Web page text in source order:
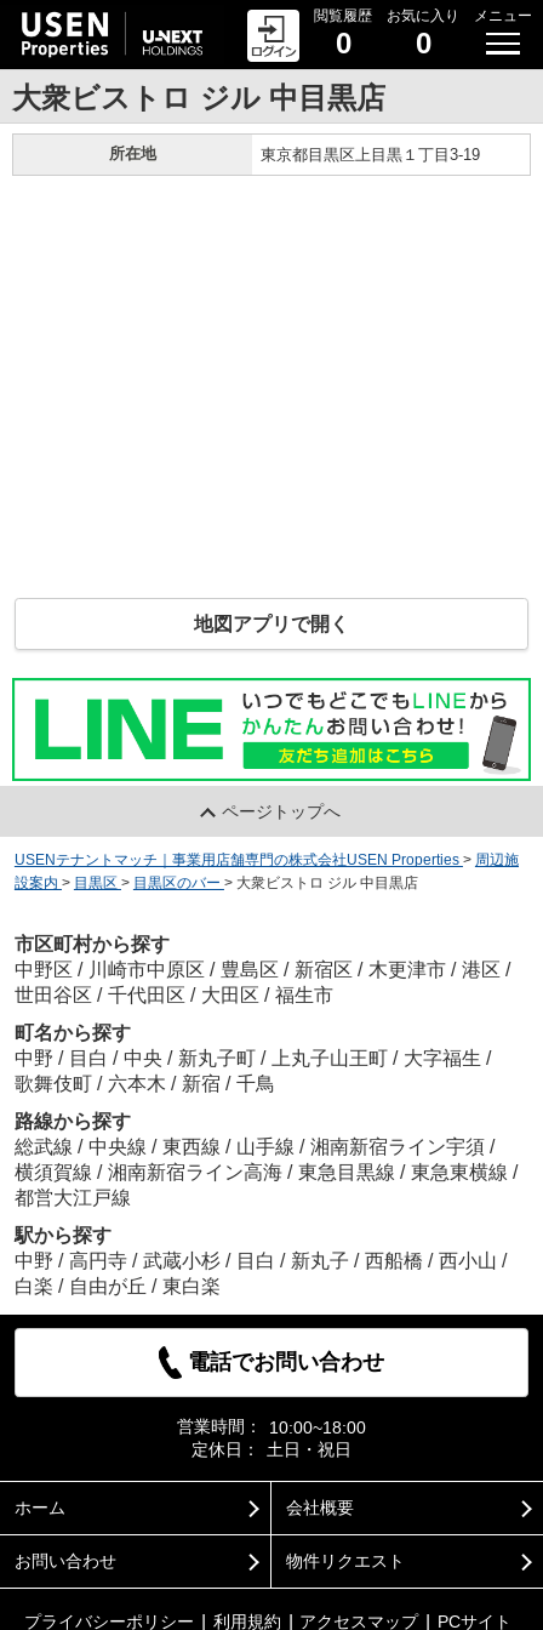
閲覧履歴
0
お気に入り
0
メニュー
大衆ビストロ ジル 中目黒店
所在地 東京都目黒区上目黒１丁目3-19
地図アプリで開く
ページトップへ
USENテナントマッチ｜事業用店舗専門の株式会社USEN Properties > 周辺施
設案内 > 目黒区 > 目黒区のバー > 大衆ビストロ ジル 中目黒店
市区町村から探す
中野区 / 川崎市中原区 / 豊島区 / 新宿区 / 木更津市 / 港区 /
世田谷区 / 千代田区 / 大田区 / 福生市
町名から探す
中野 / 目白 / 中央 / 新丸子町 / 上丸子山王町 / 大字福生 /
歌舞伎町 / 六本木 / 新宿 / 千鳥
路線から探す
総武線 / 中央線 / 東西線 / 山手線 / 湘南新宿ライン宇須 /
横須賀線 / 湘南新宿ライン高海 / 東急目黒線 / 東急東横線 /
都営大江戸線
駅から探す
中野 / 高円寺 / 武蔵小杉 / 目白 / 新丸子 / 西船橋 / 西小山 /
白楽 / 自由が丘 / 東白楽
電話でお問い合わせ
営業時間：
10:00~18:00
定休日：
土日・祝日
ホーム 会社概要
お問い合わせ 物件リクエスト
プライバシーポリシー 利用規約 アクセスマップ PCサイト